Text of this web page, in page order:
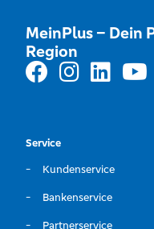
MeinPlus – Dein
Region
Service
Kundenservice
Bankenservice
Partnerservice